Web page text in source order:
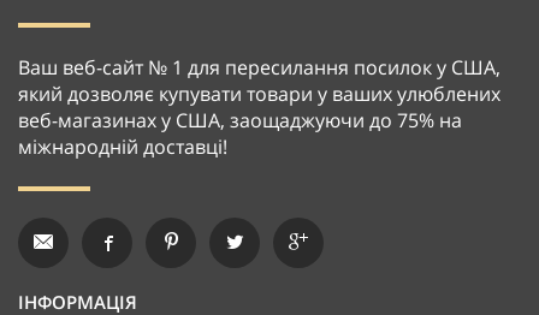
Ваш веб-сайт № 1 для пересилання посилок у США,
який дозволяє купувати товари у ваших улюблених
веб-магазинах у США, заощаджуючи до 75% на
міжнародній доставці!
ІНФОРМАЦІЯ